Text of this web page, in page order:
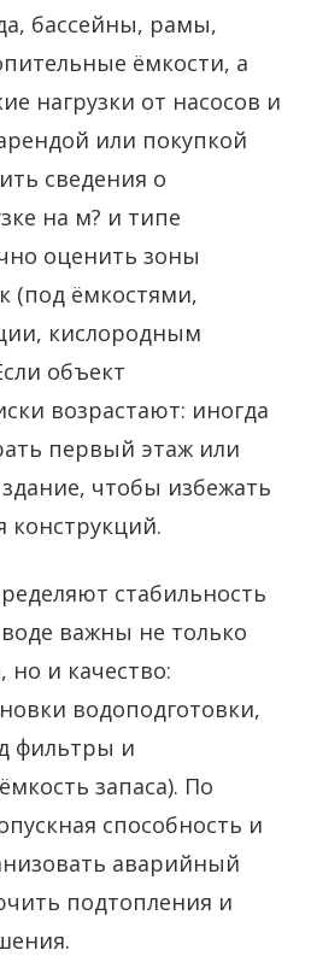
бассейны, рамы,
ёмкости, а
нагрузки от насосов и
или покупкой
сведения о
на м? и типе
оценить зоны
(под ёмкостями,
кислородным
объект
возрастают: иногда
первый этаж или
чтобы избежать
конструкций.
стабильность
важны не только
и качество:
водоподготовки,
фильтры и
запаса). По
способность и
аварийный
подтопления и